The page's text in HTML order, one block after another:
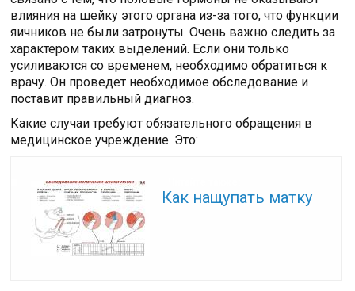
влияния на шейку этого органа из-за того, что функции
яичников не были затронуты. Очень важно следить за
характером таких выделений. Если они только
усиливаются со временем, необходимо обратиться к
врачу. Он проведет необходимое обследование и
поставит правильный диагноз.
Какие случаи требуют обязательного обращения в
медицинское учреждение. Это:
Как нащупать матку